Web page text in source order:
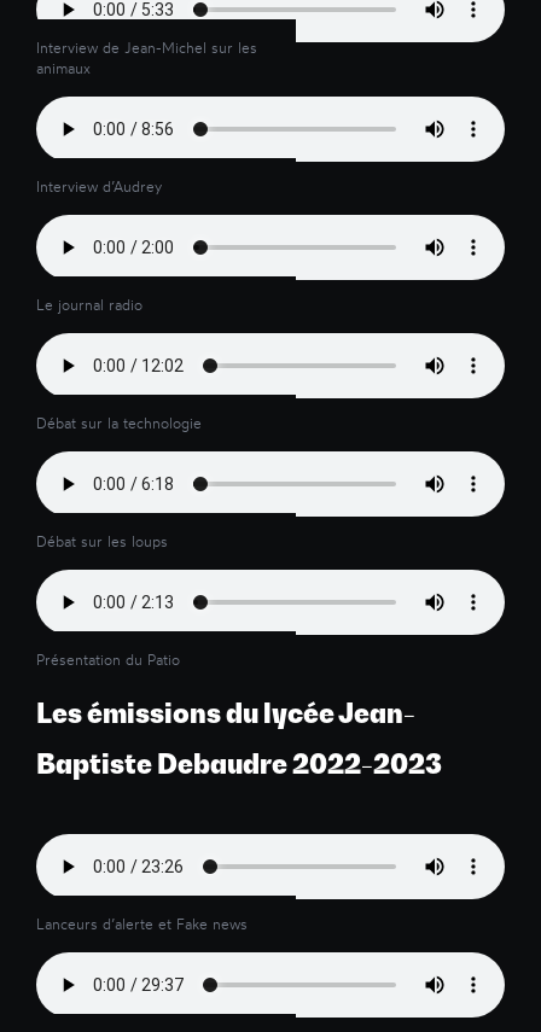
Interview de Jean-Michel sur les
animaux
Interview d’Audrey
Le journal radio
Débat sur la technologie
Débat sur les loups
Présentation du Patio
Les émissions du lycée Jean-
Baptiste Debaudre 2022-2023
Lanceurs d’alerte et Fake news